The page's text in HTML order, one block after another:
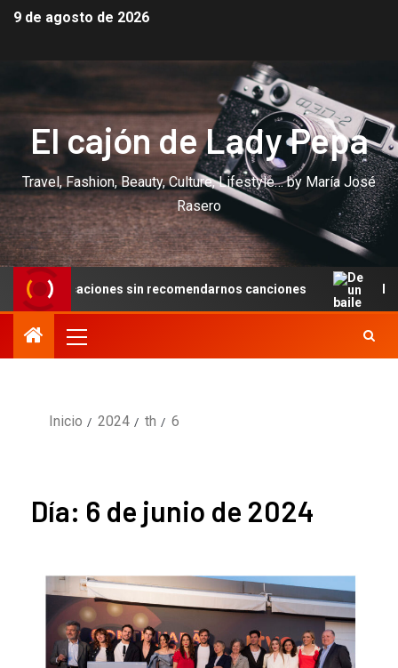
9 de agosto de 2026
El cajón de Lady Pepa
Travel, Fashion, Beauty, Culture, Lifestyle… by María José
Rasero
sin recomendarnos canciones De un baile en
Inicio 2024 th 6
Día: 6 de junio de 2024